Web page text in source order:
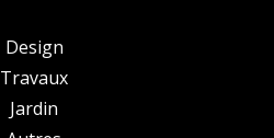
Design
Travaux
Jardin